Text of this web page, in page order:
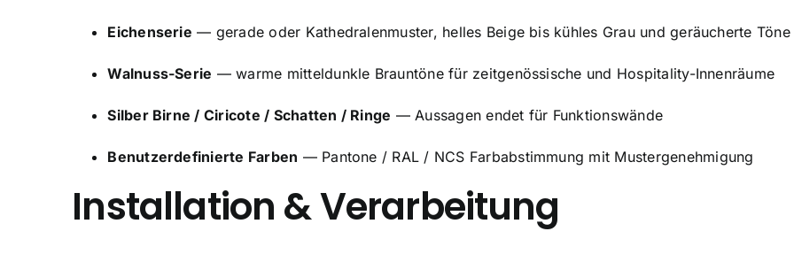
Eichenserie — gerade oder Kathedralenmuster, helles Beige bis kühles Grau und geräucherte Töne
Walnuss-Serie — warme mitteldunkle Brauntöne für zeitgenössische und Hospitality-Innenräume
Silber Birne / Ciricote / Schatten / Ringe — Aussagen endet für Funktionswände
Benutzerdefinierte Farben — Pantone / RAL / NCS Farbabstimmung mit Mustergenehmigung
Installation & Verarbeitung